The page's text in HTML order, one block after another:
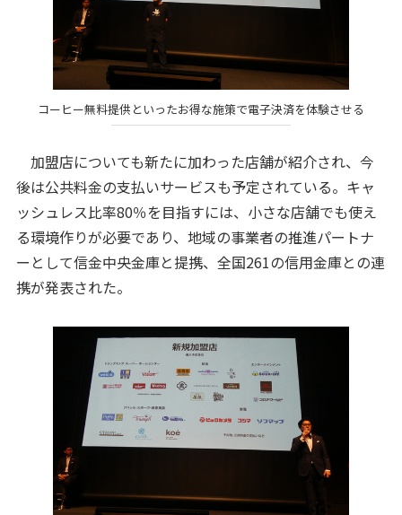
コーヒー無料提供といったお得な施策で電子決済を体験させる
加盟店についても新たに加わった店舗が紹介され、今
後は公共料金の支払いサービスも予定されている。キャ
ッシュレス比率80％を目指すには、小さな店舗でも使え
る環境作りが必要であり、地域の事業者の推進パートナ
ーとして信金中央金庫と提携、全国261の信用金庫との連
携が発表された。